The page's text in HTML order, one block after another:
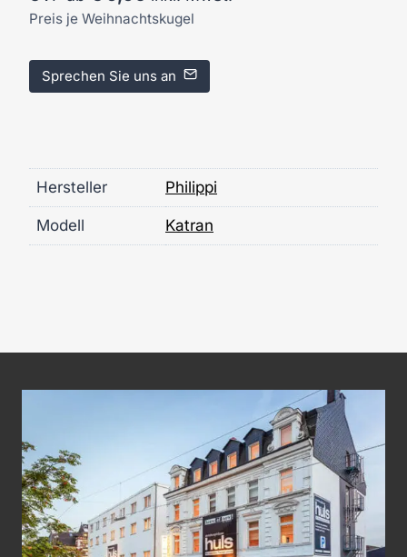
Preis je Weihnachtskugel
Sprechen Sie uns an
Hersteller Philippi
Modell Katran